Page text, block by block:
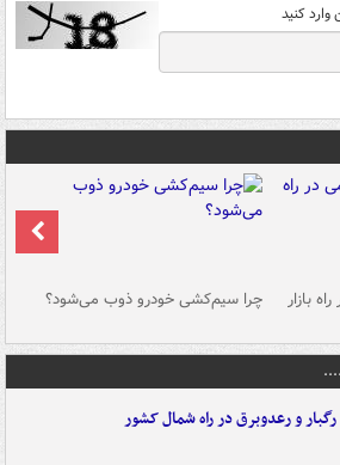
کنید
بازار چرا سیم‌کشی خودرو ذوب می‌شود؟
رگبار و رعدوبرق در راه شمال کشور